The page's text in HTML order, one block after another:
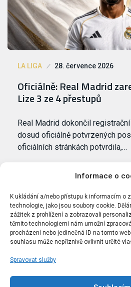
Informace o
K ukládání a/nebo přístupu k informacím o
technologie, jako jsou soubory cookie.
zážitek z prohlížení a zobrazovali
těmito technologiemi nám umožní
procházení nebo jedinečná ID na tomto
souhlasu může nepříznivě ovlivnit určité
Spravovat služby
LA LIGA 28. července 2026
Oficiálně: Real Madrid
Lize 3 ze 4 přestupů
Real Madrid dokončil
dosud oficiálně potvrzených
oficiálních stránkách potvrdila,…